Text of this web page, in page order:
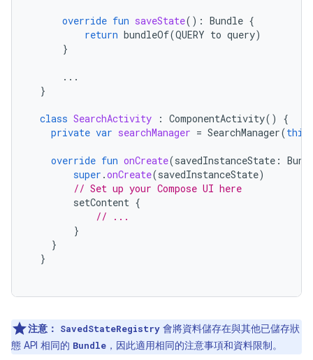
override fun saveState(): Bundle {
return bundleOf(QUERY to query)
}
...
}
class SearchActivity : ComponentActivity()
{
private var searchManager = SearchManager(this
override fun onCreate(savedInstanceState :
super .onCreate(savedInstanceState)
// Set up your Compose UI here
setContent {
// ...
}
}
}
注意： SavedStateRegistry 會將資料儲存在與其他已儲存狀
態 API 相同的 Bundle ，因此適用相同的注意事項和資料限制。